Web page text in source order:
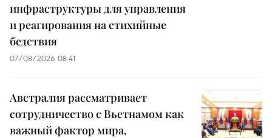
инфраструктуры для управления
и реагирования на стихийные
бедствия
07/08/2026 08:41
Австралия рассматривает
сотрудничество с Вьетнамом как
важный фактор мира,